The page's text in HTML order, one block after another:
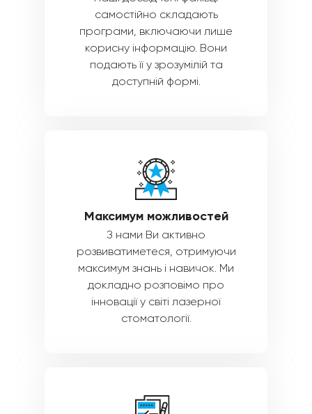
самостійно складають
програми, включаючи лише
корисну інформацію. Вони
подають її у зрозумілій та
доступній формі.
Максимум можливостей
З нами Ви активно
розвиватиметеся, отримуючи
максимум знань і навичок. Ми
докладно розповімо про
інновації у світі лазерної
стоматології.